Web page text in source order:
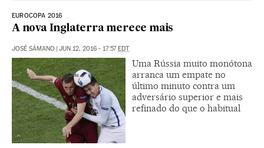
EUROCOPA 2016
A nova Inglaterra merece mais
JOSÉ SÁMANO | JUN 12, 2016 - 17:57EDT
Uma Rússia muito monótona
arranca um empate no
último minuto contra um
adversário superior e mais
refinado do que o habitual